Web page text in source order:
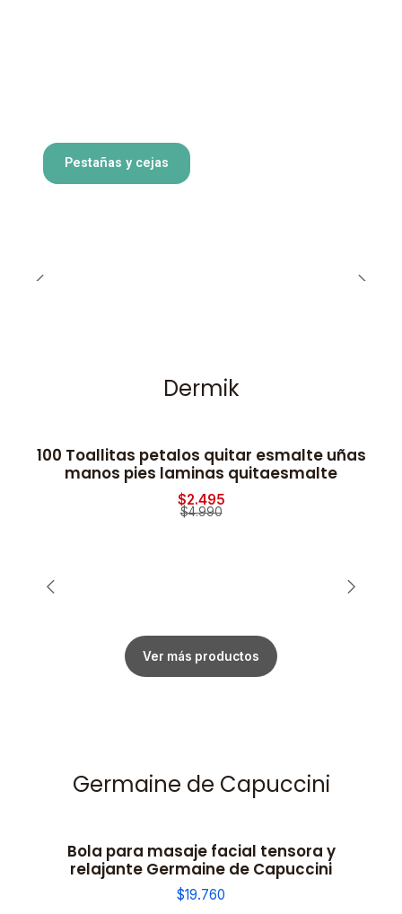
Pestañas y cejas
Dermik
-50% OFF
100 Toallitas petalos quitar esmalte uñas
manos pies laminas quitaesmalte
$2.495
$4.990
Ver más productos
Germaine de Capuccini
Bola para masaje facial tensora y
relajante Germaine de Capuccini
$19.760